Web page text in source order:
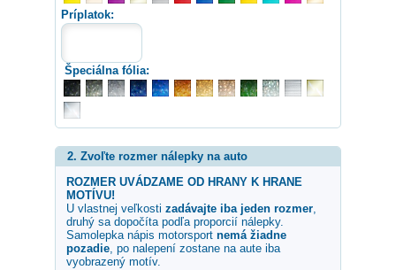
Príplatok:
Špeciálna fólia:
2. Zvoľte rozmer nálepky na auto
ROZMER UVÁDZAME OD HRANY K HRANE
MOTÍVU!
U vlastnej veľkosti zadávajte iba jeden rozmer,
druhý sa dopočíta podľa proporcií nálepky.
Samolepka nápis motorsport nemá žiadne
pozadie, po nalepení zostane na aute iba
vyobrazený motív.